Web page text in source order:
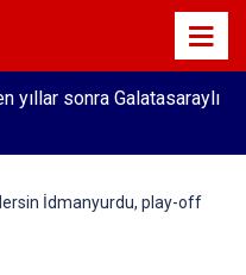
yıllar sonra Galatasaraylı
İdmanyurdu, play-off